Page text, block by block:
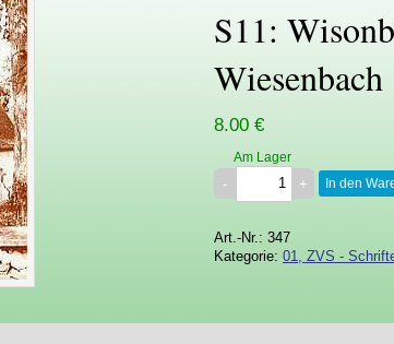
S11:
Wiesenbach
8.00 €
Am Lager
In den
Art.-Nr.: 347
Kategorie: 01, ZVS -